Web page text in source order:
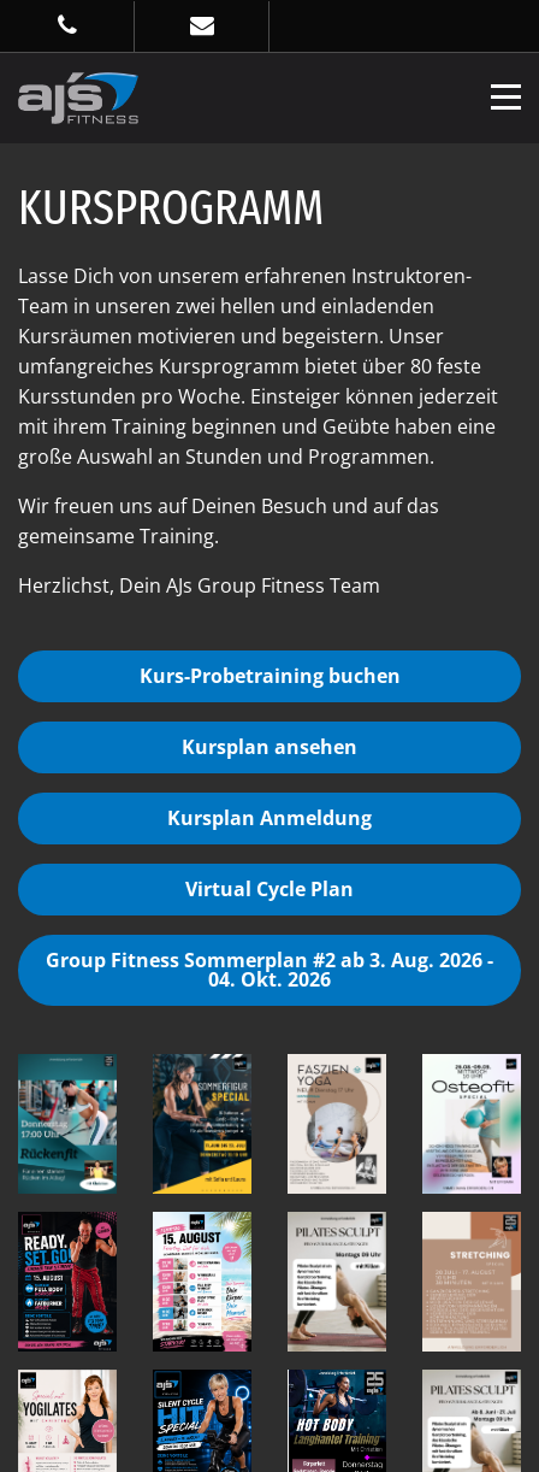
KURSPROGRAMM
Lasse Dich von unserem erfahrenen Instruktoren-
Team in unseren zwei hellen und einladenden
Kursräumen motivieren und begeistern. Unser
umfangreiches Kursprogramm bietet über 80 feste
Kursstunden pro Woche. Einsteiger können jederzeit
mit ihrem Training beginnen und Geübte haben eine
große Auswahl an Stunden und Programmen.
Wir freuen uns auf Deinen Besuch und auf das
gemeinsame Training.
Herzlichst, Dein AJs Group Fitness Team
Kurs-Probetraining buchen
Kursplan ansehen
Kursplan Anmeldung
Virtual Cycle Plan
Group Fitness Sommerplan #2 ab 3. Aug. 2026 -
04. Okt. 2026